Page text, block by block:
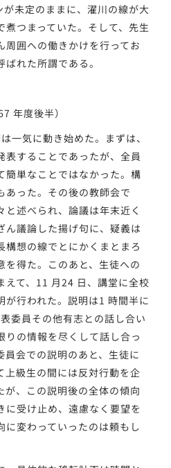
が未定のままに、濯川の線が大
煮つまっていた。そして、先生
周囲への働きかけを行ってお
れた所謂である。
年度後半）
一気に動き始めた。まずは、
表することであったが、全員
簡単なことではなかった。構
あった。その後の教師会で
述べられ、論議は年末近く
ん議論した揚げ句に、疑義は
構想の線でとにかくまとまろ
を得た。このあと、生徒への
えて、11 月24 日、講堂に全校
が行われた。説明は1 時間半に
委員その他有志との話し合い
りの情報を尽くして話し合っ
会での説明のあと、生徒に
上級生の間には反対行動を企
が、この説明後の全体の傾向
に受け止め、遠慮なく要望を
に変わっていったのは頼もし